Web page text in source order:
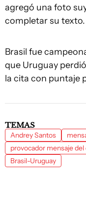
agregó una foto
completar su texto.
Brasil fue
que Uruguay
la cita con puntaje
TEMAS
Andrey Santos
provocador mensaje del
Brasil-Uruguay